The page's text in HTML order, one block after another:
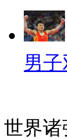
男
世界诸